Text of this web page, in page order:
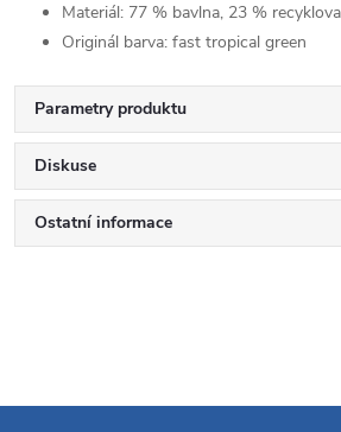
Materiál: 77 % bavlna, 23 %
Originál barva: fast tropical green
Parametry produktu
Diskuse
Ostatní informace